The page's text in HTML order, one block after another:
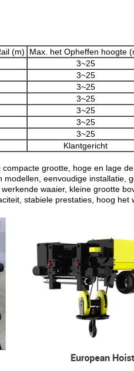
(m) Max. het Opheffen hoogte
3~25
3~25
3~25
3~25
3~25
3~25
3~25
Klantgericht
grootte, hoge en lage
eenvoudige installatie,
waaier, kleine grootte
stabiele prestaties, hoog